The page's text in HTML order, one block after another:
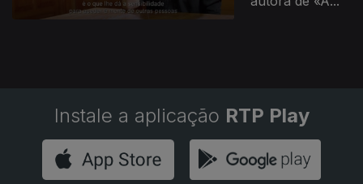
Instale a aplicação RTP Play